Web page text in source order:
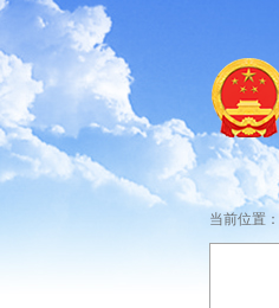
当前位置：